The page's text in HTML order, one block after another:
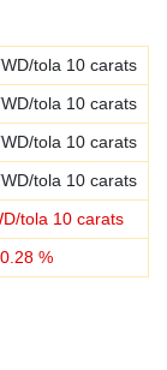
tola 10 carats
tola 10 carats
tola 10 carats
tola 10 carats
tola 10 carats
0.28%